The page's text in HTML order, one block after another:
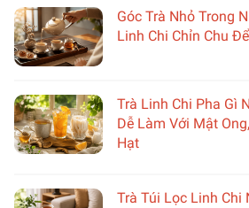
Góc Trà Nhỏ Trong
Linh Chi Chỉn Chu
Trà Linh Chi Pha Gì
Dễ Làm Với Mật
Hạt
Trà Túi Lọc Linh Chi